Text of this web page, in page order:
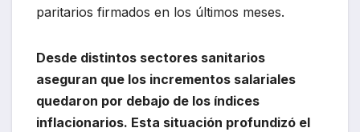
paritarios firmados en los últimos meses.
Desde distintos sectores sanitarios
aseguran que los incrementos salariales
quedaron por debajo de los índices
inflacionarios. Esta situación profundizó el